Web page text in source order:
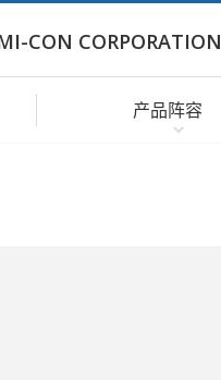
CON CORPORATION
产品阵容